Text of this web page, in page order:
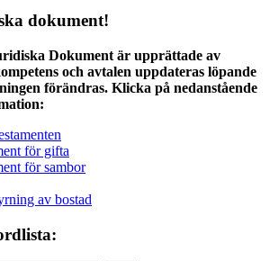
dokument!
Dokument är upprättade av
och avtalen uppdateras löpande
förändras. Klicka på nedanstående
för gifta
för sambor
av bostad